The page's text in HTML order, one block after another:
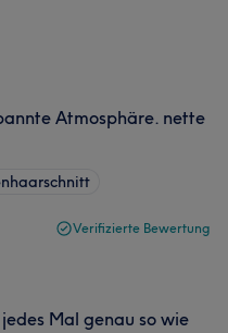
Atmosphäre. nette
Verifizierte Bewertung
Mal genau so wie